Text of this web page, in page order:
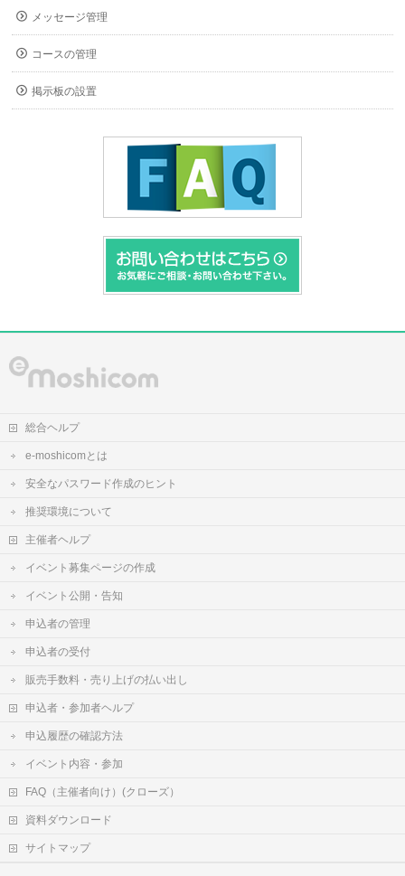
メッセージ管理
コースの管理
掲示板の設置
総合ヘルプ
e-moshicomとは
安全なパスワード作成のヒント
推奨環境について
主催者ヘルプ
イベント募集ページの作成
イベント公開・告知
申込者の管理
申込者の受付
販売手数料・売り上げの払い出し
申込者・参加者ヘルプ
申込履歴の確認方法
イベント内容・参加
FAQ（主催者向け）(クローズ）
資料ダウンロード
サイトマップ